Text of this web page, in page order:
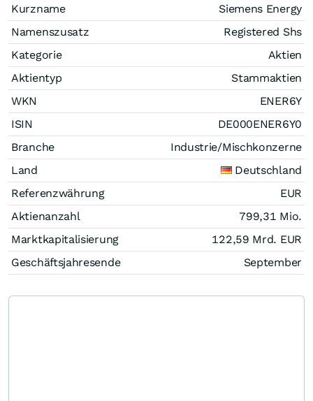
Kurzname
Siemens Energy
Namenszusatz
Registered Shs
Kategorie
Aktien
Aktientyp
Stammaktien
WKN
ENER6Y
ISIN
DE000ENER6Y0
Branche
Industrie/Mischkonzerne
Land
Deutschland
Referenzwährung
EUR
Aktienanzahl
799,31 Mio.
Marktkapitalisierung
122,59 Mrd. EUR
Geschäftsjahresende
September